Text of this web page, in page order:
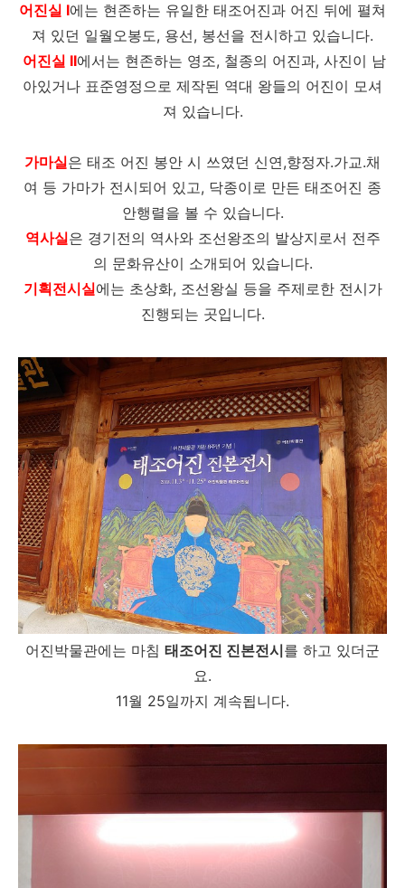
어진실 I에는 현존하는 유일한 태조어진과 어진 뒤에 펼쳐
져 있던 일월오봉도, 용선, 봉선을 전시하고 있습니다.
어진실 II에서는 현존하는 영조, 철종의 어진과, 사진이 남
아있거나 표준영정으로 제작된 역대 왕들의 어진이 모셔
져 있습니다.
가마실은 태조 어진 봉안 시 쓰였던 신연,향정자.가교.채
여 등 가마가 전시되어 있고, 닥종이로 만든 태조어진 종
안행렬을 볼 수 있습니다.
역사실은 경기전의 역사와 조선왕조의 발상지로서 전주
의 문화유산이 소개되어 있습니다.
기획전시실에는 초상화, 조선왕실 등을 주제로한 전시가
진행되는 곳입니다.
어진박물관에는 마침 태조어진 진본전시를 하고 있더군
요.
11월 25일까지 계속됩니다.